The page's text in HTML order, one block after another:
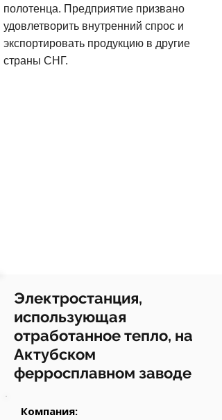
полотенца. Предприятие призвано
удовлетворить внутренний спрос и
экспортировать продукцию в другие
страны СНГ.
Электростанция,
использующая
отработанное тепло, на
Актубском
ферросплавном заводе
Компания: